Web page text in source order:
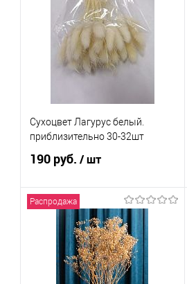
Купить в 1 клик
Сравнение
В избранное
В наличии
Сухоцвет Лагурус белый.
приблизительно 30-32шт
190 руб. / шт
В корзину
Купить в 1 клик
Сравнение
В избранное
В наличии
Распродажа